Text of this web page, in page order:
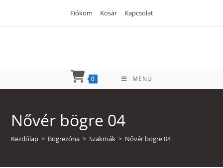
Fiókom Kosár Kapcsolat
0 MENÜ
Nővér bögre 04
Kezdőlap > Bögrezóna > Szakmák > Nővér bögre 04